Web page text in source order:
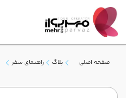
صفحه اصلی بلاگ راهنمای سفر